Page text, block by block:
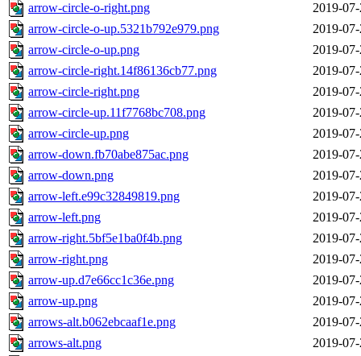
arrow-circle-o-right.png
2019-
arrow-circle-o-up.5321b792e979.png
2019-
arrow-circle-o-up.png
2019-
arrow-circle-right.14f86136cb77.png
2019-
arrow-circle-right.png
2019-
arrow-circle-up.11f7768bc708.png
2019-
arrow-circle-up.png
2019-
arrow-down.fb70abe875ac.png
2019-
arrow-down.png
2019-
arrow-left.e99c32849819.png
2019-
arrow-left.png
2019-
arrow-right.5bf5e1ba0f4b.png
2019-
arrow-right.png
2019-
arrow-up.d7e66cc1c36e.png
2019-
arrow-up.png
2019-
arrows-alt.b062ebcaaf1e.png
2019-
arrows-alt.png
2019-